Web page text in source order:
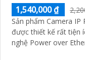
1,540,000 ₫
Sản phẩm Camera IP
được thiết kế rất tiện ích
nghệ Power over